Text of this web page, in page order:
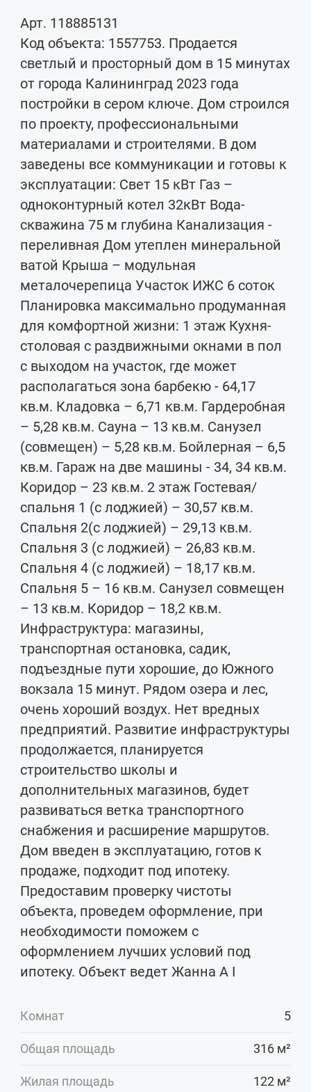
Арт. 118885131
Код объекта: 1557753. Продается
светлый и просторный дом в 15 минутах
от города Калининград 2023 года
постройки в сером ключе. Дом строился
по проекту, профессиональными
материалами и строителями. В дом
заведены все коммуникации и готовы к
эксплуатации: Свет 15 кВт Газ –
одноконтурный котел 32кВт Вода-
скважина 75 м глубина Канализация -
переливная Дом утеплен минеральной
ватой Крыша – модульная
металочерепица Участок ИЖС 6 соток
Планировка максимально продуманная
для комфортной жизни: 1 этаж Кухня-
столовая с раздвижными окнами в пол
с выходом на участок, где может
располагаться зона барбекю - 64,17
кв.м. Кладовка – 6,71 кв.м. Гардеробная
– 5,28 кв.м. Сауна – 13 кв.м. Санузел
(совмещен) – 5,28 кв.м. Бойлерная – 6,5
кв.м. Гараж на две машины - 34, 34 кв.м.
Коридор – 23 кв.м. 2 этаж Гостевая/
спальня 1 (с лоджией) – 30,57 кв.м.
Спальня 2(с лоджией) – 29,13 кв.м.
Спальня 3 (с лоджией) – 26,83 кв.м.
Спальня 4 (с лоджией) – 18,17 кв.м.
Спальня 5 – 16 кв.м. Санузел совмещен
– 13 кв.м. Коридор – 18,2 кв.м.
Инфраструктура: магазины,
транспортная остановка, садик,
подъездные пути хорошие, до Южного
вокзала 15 минут. Рядом озера и лес,
очень хороший воздух. Нет вредных
предприятий. Развитие инфраструктуры
продолжается, планируется
строительство школы и
дополнительных магазинов, будет
развиваться ветка транспортного
снабжения и расширение маршрутов.
Дом введен в эксплуатацию, готов к
продаже, подходит под ипотеку.
Предоставим проверку чистоты
объекта, проведем оформление, при
необходимости поможем с
оформлением лучших условий под
ипотеку. Объект ведет Жанна А I
Комнат 5
Общая площадь 316 м²
Жилая площадь 122 м²